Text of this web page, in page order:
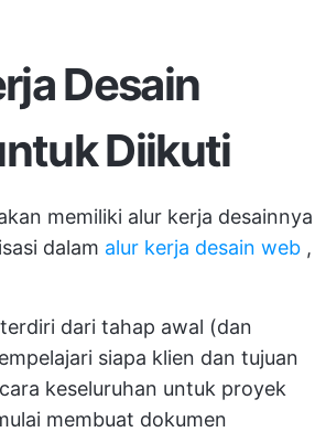
Desain
Diikuti
memiliki alur kerja desainnya
dalam alur kerja desain web ,
dari tahap awal (dan
siapa klien dan tujuan
keseluruhan untuk proyek
membuat dokumen